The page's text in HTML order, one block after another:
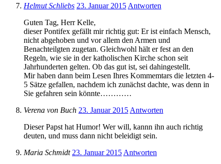
Helmut Schliebs 23. Januar 2015 Antworten
Guten Tag, Herr Kelle,
dieser Pontifex gefällt mir richtig gut: Er ist einfach Mensch,
nicht abgehoben und vor allem den Armen und
Benachteilgten zugetan. Gleichwohl hält er fest an den
Regeln, wie sie in der katholischen Kirche schon seit
Jahrhunderten gelten. Ob das gut ist, sei dahingestellt.
Mir haben dann beim Lesen Ihres Kommemtars die letzten 4-
5 Sätze gefallen, nachdem ich zunächst dachte, was denn in
Sie gefahren sein könnte…………
Verena von Buch 23. Januar 2015 Antworten
Dieser Papst hat Humor! Wer will, kannn ihn auch richtig
deuten, und muss dann nicht beleidigt sein.
Maria Schmidt 23. Januar 2015 Antworten